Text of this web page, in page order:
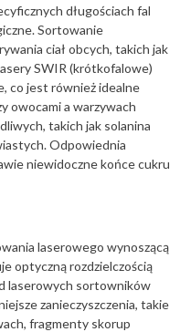
długościach fal
Sortowanie
ciał obcych, takich jak
SWIR (krótkofalowe)
co jest również idealne
owocami a warzywach
takich jak solanina
Odpowiednia
niewidoczne końce cukru
laserowego wynoszącą
optyczną rozdzielczością
laserowych sortowników
zanieczyszczenia, takie
fragmenty skorup